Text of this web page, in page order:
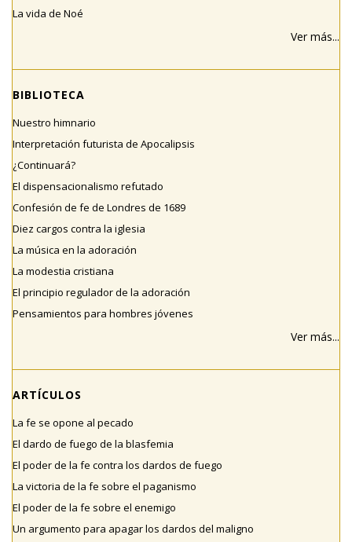
La vida de Noé
Ver más...
BIBLIOTECA
Nuestro himnario
Interpretación futurista de Apocalipsis
¿Continuará?
El dispensacionalismo refutado
Confesión de fe de Londres de 1689
Diez cargos contra la iglesia
La música en la adoración
La modestia cristiana
El principio regulador de la adoración
Pensamientos para hombres jóvenes
Ver más...
ARTÍCULOS
La fe se opone al pecado
El dardo de fuego de la blasfemia
El poder de la fe contra los dardos de fuego
La victoria de la fe sobre el paganismo
El poder de la fe sobre el enemigo
Un argumento para apagar los dardos del maligno